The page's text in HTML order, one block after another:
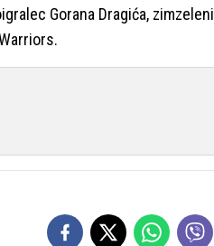
Gorana Dragića, zimzeleni